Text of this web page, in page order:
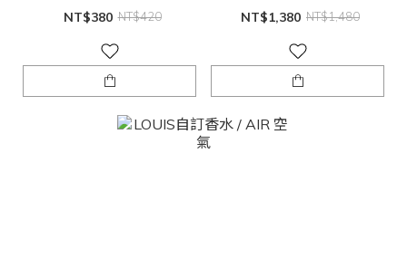
NT$380 NT$420 NT$1,380 NT$1,480